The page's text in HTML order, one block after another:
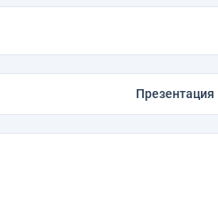
Презентация